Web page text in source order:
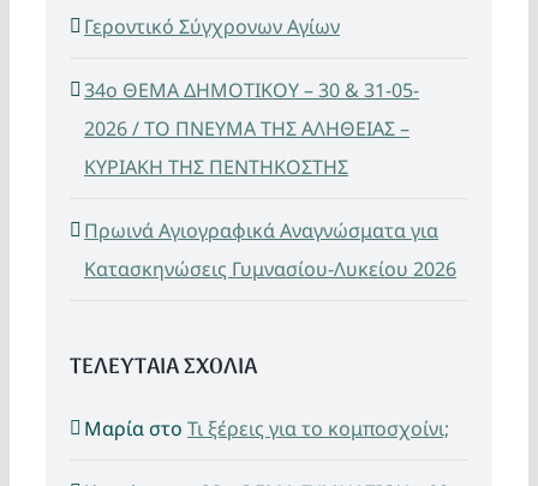
Γεροντικό Σύγχρονων Αγίων
34ο ΘΕΜΑ ΔΗΜΟΤΙΚΟΥ – 30 & 31-05-
2026 / ΤΟ ΠΝΕΥΜΑ ΤΗΣ ΑΛΗΘΕΙΑΣ –
ΚΥΡΙΑΚΗ ΤΗΣ ΠΕΝΤΗΚΟΣΤΗΣ
Πρωινά Αγιογραφικά Αναγνώσματα για
Κατασκηνώσεις Γυμνασίου-Λυκείου 2026
ΤΕΛΕΥΤΑΙΑ ΣΧΟΛΙΑ
Μαρία στο Τι ξέρεις για το κομποσχοίνι;